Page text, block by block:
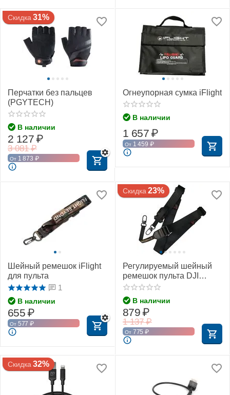
Скидка 31%
Перчатки без пальцев
(PGYTECH)
В наличии
3 081 ₽
2 127₽
От 1 873 ₽
Огнеупорная сумка iFlight
В наличии
1 657₽
От 1 459 ₽
Шейный ремешок iFlight
для пульта
1
В наличии
655₽
От 577 ₽
Скидка 23%
Регулируемый шейный
ремешок пульта DJI
(CYNOVA)
В наличии
1 137 ₽
879₽
От 775 ₽
Скидка 32%